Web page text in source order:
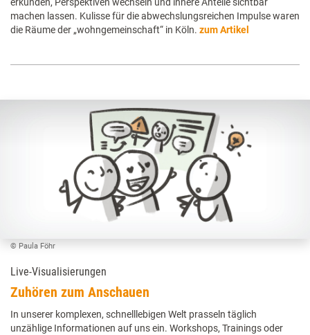
erkunden, Perspektiven wechseln und innere Anteile sichtbar
machen lassen. Kulisse für die abwechslungsreichen Impulse waren
die Räume der „wohngemeinschaft“ in Köln. zum Artikel
© Paula Föhr
Live-Visualisierungen
Zuhören zum Anschauen
In unserer komplexen, schnelllebigen Welt prasseln täglich
unzählige Informationen auf uns ein. Workshops, Trainings oder